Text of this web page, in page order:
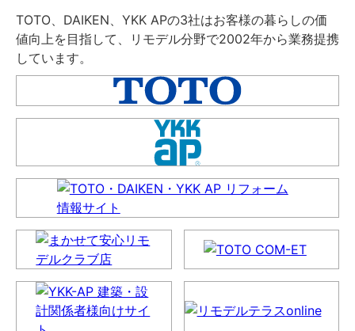
TOTO、DAIKEN、YKK APの3社はお客様の暮らしの価
値向上を目指して、リモデル分野で2002年から業務提携
しています。